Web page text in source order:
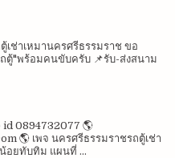
เช่าเหมานครศรีธรรมราช ขอ
"พร้อมคนขับครับ 📌รับ-ส่งสนาม
0894732077 🌎
🌎 เพจ นครศรีธรรมราชรถตู้เช่า
อยทับทิม แผนที่ ...